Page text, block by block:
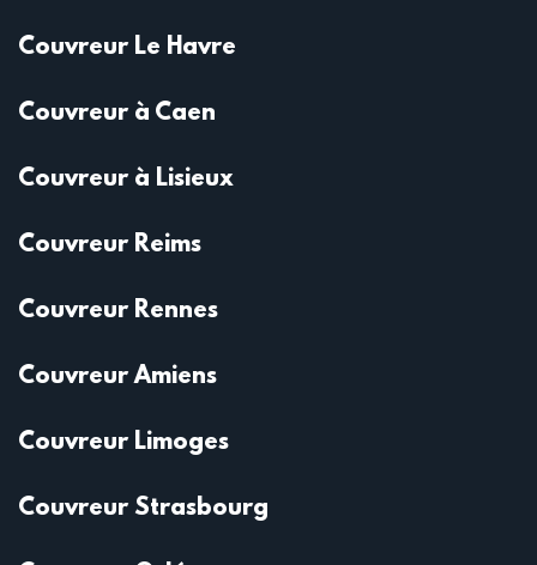
Couvreur Le Havre
Couvreur à Caen
Couvreur à Lisieux
Couvreur Reims
Couvreur Rennes
Couvreur Amiens
Couvreur Limoges
Couvreur Strasbourg